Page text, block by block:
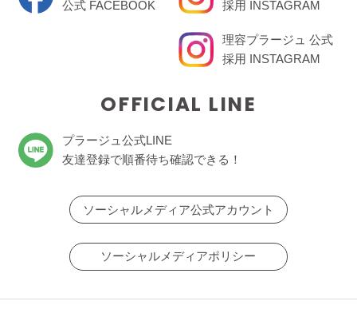
公式 FACEBOOK
採用 INSTAGRAM
理容プラージュ 公式
採用 INSTAGRAM
OFFICIAL LINE
プラージュ公式LINE
友達登録で順番待ち確認できる！
ソーシャルメディア公式アカウント
ソーシャルメディアポリシー